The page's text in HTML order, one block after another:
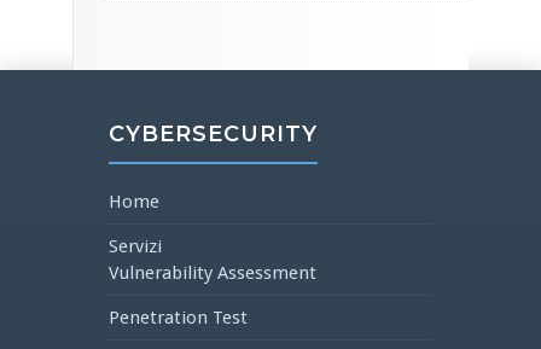
CYBERSECURITY
Home
Servizi
Vulnerability Assessment
Penetration Test